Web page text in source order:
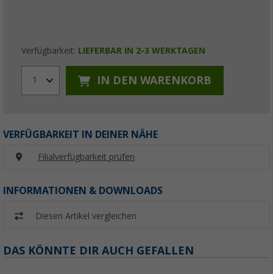
Verfügbarkeit: LIEFERBAR IN 2-3 WERKTAGEN
1 IN DEN WARENKORB
VERFÜGBARKEIT IN DEINER NÄHE
Filialverfügbarkeit prüfen
INFORMATIONEN & DOWNLOADS
Diesen Artikel vergleichen
DAS KÖNNTE DIR AUCH GEFALLEN